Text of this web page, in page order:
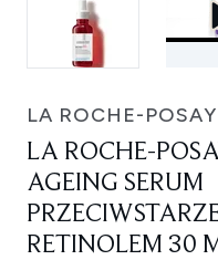
LA ROCHE-POSAY
LA ROCHE-
AGEING SERUM
RETINOLEM 30